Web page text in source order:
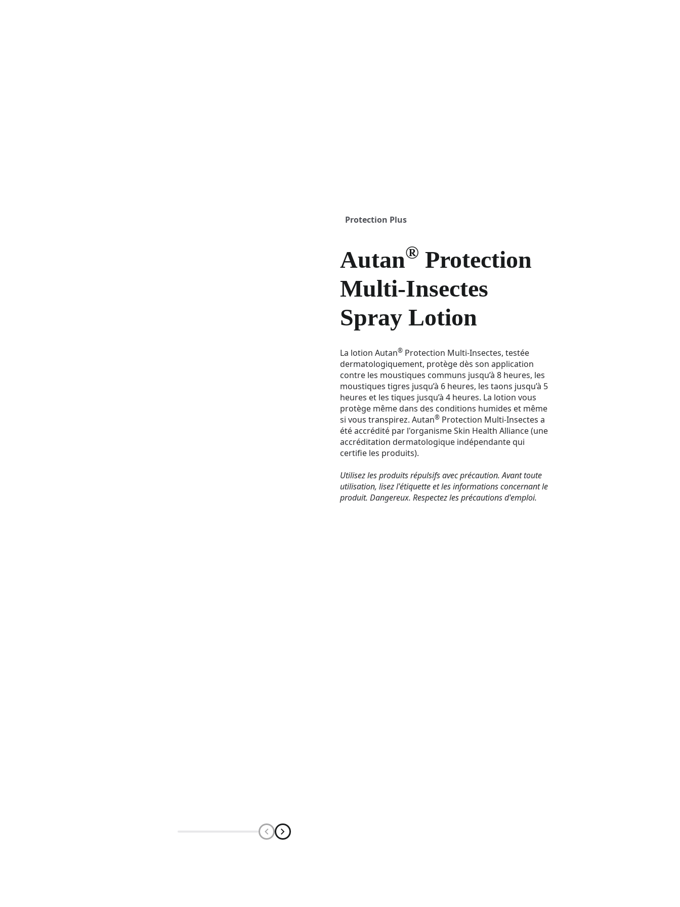
Protection Plus
Autan® Protection
Multi-Insectes
Spray Lotion
La lotion Autan® Protection Multi-Insectes, testée
dermatologiquement, protège dès son application
contre les moustiques communs jusqu’à 8 heures, les
moustiques tigres jusqu’à 6 heures, les taons jusqu’à 5
heures et les tiques jusqu’à 4 heures. La lotion vous
protège même dans des conditions humides et même
si vous transpirez. Autan® Protection Multi-Insectes a
été accrédité par l'organisme Skin Health Alliance (une
accréditation dermatologique indépendante qui
certifie les produits).
Utilisez les produits répulsifs avec précaution. Avant toute
utilisation, lisez l'étiquette et les informations concernant le
produit. Dangereux. Respectez les précautions d'emploi.